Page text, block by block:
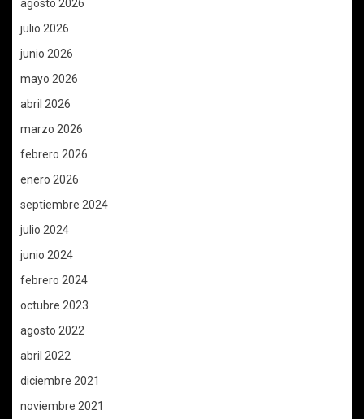
agosto 2026
julio 2026
junio 2026
mayo 2026
abril 2026
marzo 2026
febrero 2026
enero 2026
septiembre 2024
julio 2024
junio 2024
febrero 2024
octubre 2023
agosto 2022
abril 2022
diciembre 2021
noviembre 2021